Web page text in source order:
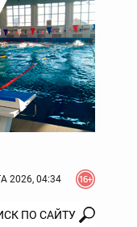
2026, 04:34